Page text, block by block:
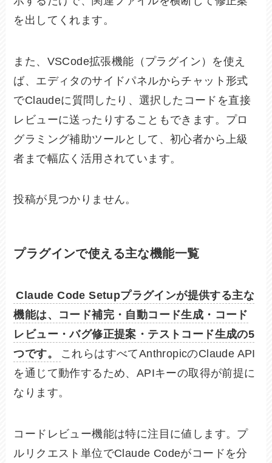
を出してくれます。
また、VSCode拡張機能（プラグイン）を使え
ば、エディタのサイドパネルからチャット形式
でClaudeに質問したり、選択したコードを直接
レビューに送ったりすることもできます。プロ
グラミング補助ツールとして、初心者から上級
者まで幅広く活用されています。
投稿が見つかりません。
プラグインで使える主な機能一覧
Claude Code Setupプラグインが提供する主な
機能は、コード補完・自動コード生成・コード
レビュー・バグ修正提案・テストコード生成の5
つです。
これらはすべてAnthropicのClaude API
を通じて動作するため、APIキーの取得が前提に
なります。
コードレビュー機能は特に注目に値します。プ
ルリクエスト単位でClaude Codeがコードを分